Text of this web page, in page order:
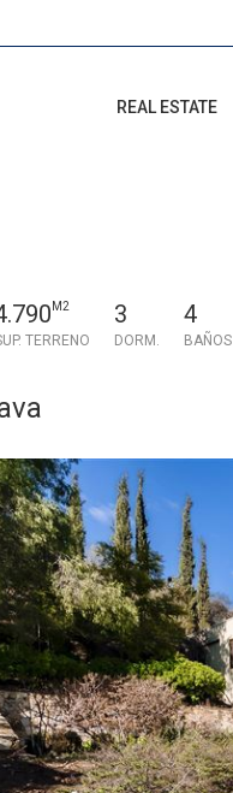
REAL ESTATE
M2
TERRENO
3
DORM.
4
BAÑOS